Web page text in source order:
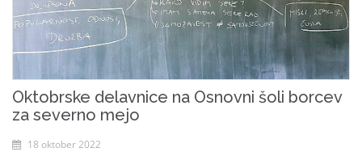
Oktobrske delavnice na Osnovni šoli borcev
za severno mejo
18 oktober 2022